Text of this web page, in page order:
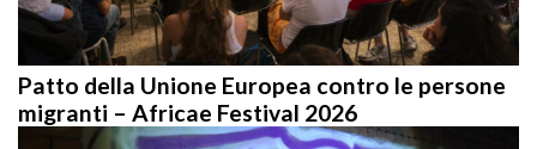
Patto della Unione Europea contro le persone
migranti – Africae Festival 2026